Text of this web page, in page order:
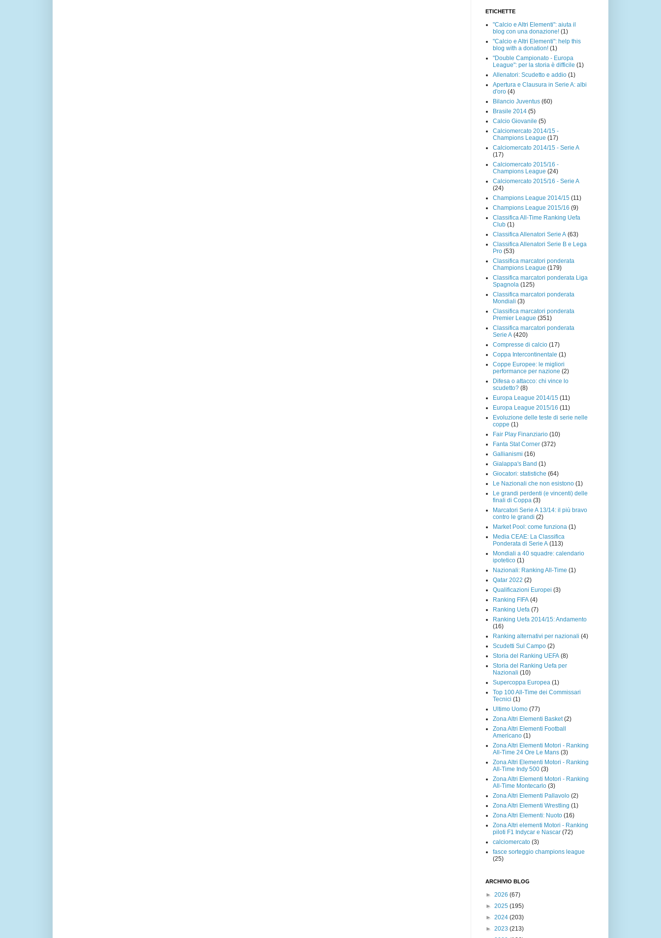
ETICHETTE
"Calcio e Altri Elementi": aiuta il
blog con una donazione! (1)
"Calcio e Altri Elementi": help this
blog with a donation! (1)
"Double Campionato - Europa
League": per la storia è difficile (1)
Allenatori: Scudetto e addio (1)
Apertura e Clausura in Serie A: albi
d'oro (4)
Bilancio Juventus (60)
Brasile 2014 (5)
Calcio Giovanile (5)
Calciomercato 2014/15 -
Champions League (17)
Calciomercato 2014/15 - Serie A
(17)
Calciomercato 2015/16 -
Champions League (24)
Calciomercato 2015/16 - Serie A
(24)
Champions League 2014/15 (11)
Champions League 2015/16 (9)
Classifica All-Time Ranking Uefa
Club (1)
Classifica Allenatori Serie A (63)
Classifica Allenatori Serie B e Lega
Pro (53)
Classifica marcatori ponderata
Champions League (179)
Classifica marcatori ponderata Liga
Spagnola (125)
Classifica marcatori ponderata
Mondiali (3)
Classifica marcatori ponderata
Premier League (351)
Classifica marcatori ponderata
Serie A (420)
Compresse di calcio (17)
Coppa Intercontinentale (1)
Coppe Europee: le migliori
performance per nazione (2)
Difesa o attacco: chi vince lo
scudetto? (8)
Europa League 2014/15 (11)
Europa League 2015/16 (11)
Evoluzione delle teste di serie nelle
coppe (1)
Fair Play Finanziario (10)
Fanta Stat Corner (372)
Gallianismi (16)
Gialappa's Band (1)
Giocatori: statistiche (64)
Le Nazionali che non esistono (1)
Le grandi perdenti (e vincenti) delle
finali di Coppa (3)
Marcatori Serie A 13/14: il più bravo
contro le grandi (2)
Market Pool: come funziona (1)
Media CEAE: La Classifica
Ponderata di Serie A (113)
Mondiali a 40 squadre: calendario
ipotetico (1)
Nazionali: Ranking All-Time (1)
Qatar 2022 (2)
Qualificazioni Europei (3)
Ranking FIFA (4)
Ranking Uefa (7)
Ranking Uefa 2014/15: Andamento
(16)
Ranking alternativi per nazionali (4)
Scudetti Sul Campo (2)
Storia del Ranking UEFA (8)
Storia del Ranking Uefa per
Nazionali (10)
Supercoppa Europea (1)
Top 100 All-Time dei Commissari
Tecnici (1)
Ultimo Uomo (77)
Zona Altri Elementi Basket (2)
Zona Altri Elementi Football
Americano (1)
Zona Altri Elementi Motori - Ranking
All-Time 24 Ore Le Mans (3)
Zona Altri Elementi Motori - Ranking
All-Time Indy 500 (3)
Zona Altri Elementi Motori - Ranking
All-Time Montecarlo (3)
Zona Altri Elementi Pallavolo (2)
Zona Altri Elementi Wrestling (1)
Zona Altri Elementi: Nuoto (16)
Zona Altri elementi Motori - Ranking
piloti F1 Indycar e Nascar (72)
calciomercato (3)
fasce sorteggio champions league
(25)
ARCHIVIO BLOG
► 2026 (67)
► 2025 (195)
► 2024 (203)
► 2023 (213)